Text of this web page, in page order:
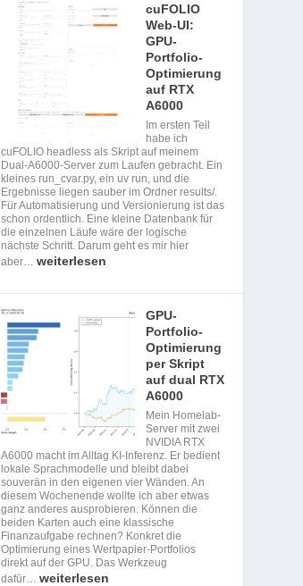
cuFOLIO
Web-UI:
GPU-
Portfolio-
Optimierung
auf RTX
A6000
Im ersten Teil
habe ich
cuFOLIO headless als Skript auf meinem
Dual-A6000-Server zum Laufen gebracht. Ein
kleines run_cvar.py, ein uv run, und die
Ergebnisse liegen sauber im Ordner results/.
Für Automatisierung und Versionierung ist das
schon ordentlich. Eine kleine Datenbank für
die einzelnen Läufe wäre der logische
nächste Schritt. Darum geht es mir hier
aber…weiterlesen
GPU-
Portfolio-
Optimierung
per Skript
auf dual RTX
A6000
Mein Homelab-
Server mit zwei
NVIDIA RTX
A6000 macht im Alltag KI-Inferenz. Er bedient
lokale Sprachmodelle und bleibt dabei
souverän in den eigenen vier Wänden. An
diesem Wochenende wollte ich aber etwas
ganz anderes ausprobieren. Können die
beiden Karten auch eine klassische
Finanzaufgabe rechnen? Konkret die
Optimierung eines Wertpapier-Portfolios
direkt auf der GPU. Das Werkzeug
dafür…weiterlesen